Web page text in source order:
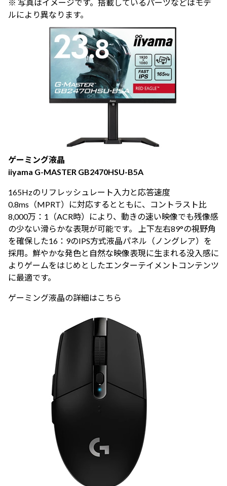
※ 写真はイメージです。搭載しているパーツなどはモデ
ルにより異なります。
ゲーミング液晶
iiyama G-MASTER GB2470HSU-B5A
165Hzのリフレッシュレート入力と応答速度
0.8ms（MPRT）に対応するとともに、コントラスト比
8,000万：1（ACR時）により、動きの速い映像でも残像感
の少ない滑らかな表現が可能です。 上下左右89°の視野角
を確保した16：9のIPS方式液晶パネル（ノングレア）を
採用。鮮やかな発色と自然な映像表現に生まれる没入感に
よりゲームをはじめとしたエンターテイメントコンテンツ
に最適です。
ゲーミング液晶の詳細はこちら